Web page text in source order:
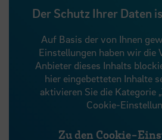
Der Schutz Ihrer Daten
Auf Basis der von Ihnen
Einstellungen haben wir die
Anbieter dieses Inhalts
hier eingebetteten Inhalte
aktivieren Sie die Kategorie
Cookie-
Zu den Cookie-